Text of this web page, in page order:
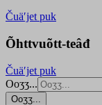
Čuäʹjet puk
Õhttvuõtt-teâđ
Čuäʹjet puk
Ooʒʒ...
Ooʒʒ...